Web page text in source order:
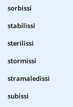
sorbissi
stabilissi
sterilissi
stormissi
stramaledissi
subissi